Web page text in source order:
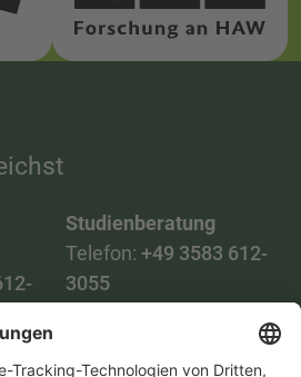
Studienberatung
Telefon: +49 3583 612-
3055